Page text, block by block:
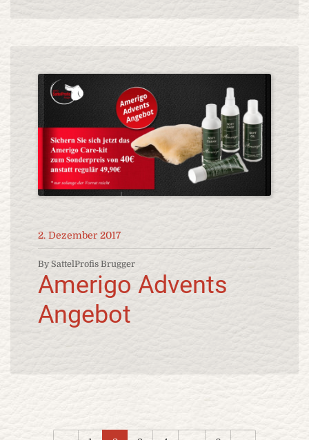
2. Dezember 2017
By SattelProfis Brugger
Amerigo Advents
Angebot